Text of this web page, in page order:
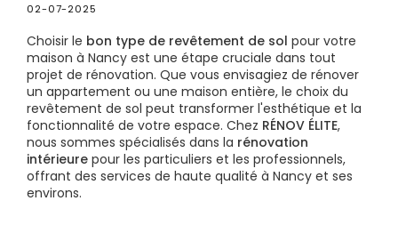
02-07-2025
Choisir le bon type de revêtement de sol pour votre
maison à Nancy est une étape cruciale dans tout
projet de rénovation. Que vous envisagiez de rénover
un appartement ou une maison entière, le choix du
revêtement de sol peut transformer l'esthétique et la
fonctionnalité de votre espace. Chez RÉNOV ÉLITE,
nous sommes spécialisés dans la rénovation
intérieure pour les particuliers et les professionnels,
offrant des services de haute qualité à Nancy et ses
environs.